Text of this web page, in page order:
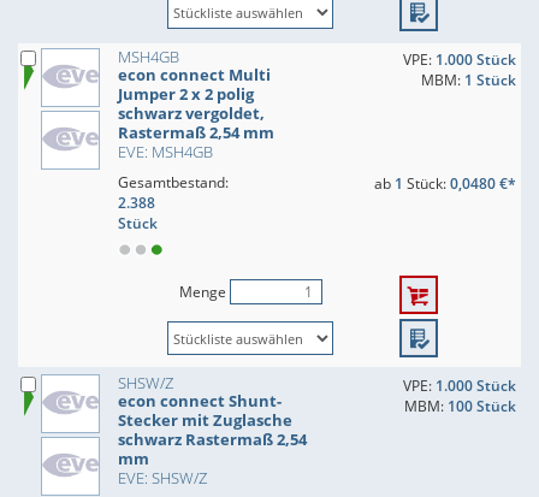
MSH4GB
econ connect Multi
Jumper 2 x 2 polig
schwarz vergoldet,
Rastermaß 2,54 mm
EVE: MSH4GB
VPE: 1.000 Stück
MBM: 1 Stück
Gesamtbestand:
2.388
Stück
ab 1 Stück:0,0480 €*
Menge
SHSW/Z
econ connect Shunt-
Stecker mit Zuglasche
schwarz Rastermaß 2,54
mm
EVE: SHSW/Z
VPE: 1.000 Stück
MBM: 100 Stück